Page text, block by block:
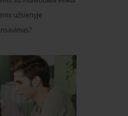
užsienyje